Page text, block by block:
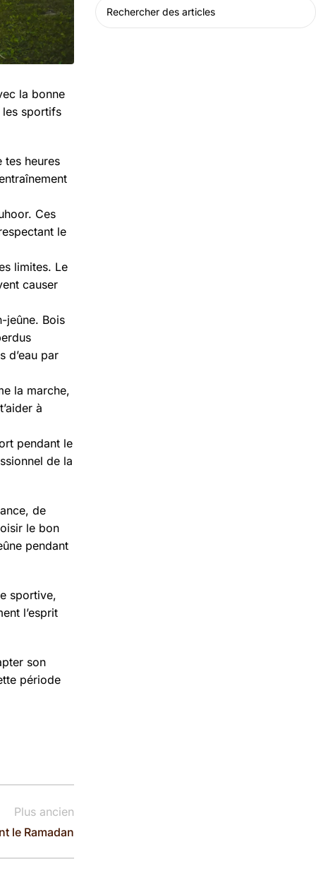
la bonne
les sportifs
tes heures
Ces
le
limites. Le
causer
jeûne. Bois
d’eau par
la marche,
à
pendant le
de la
de
le bon
pendant
sportive,
l’esprit
son
période
Plus ancien
le Ramadan